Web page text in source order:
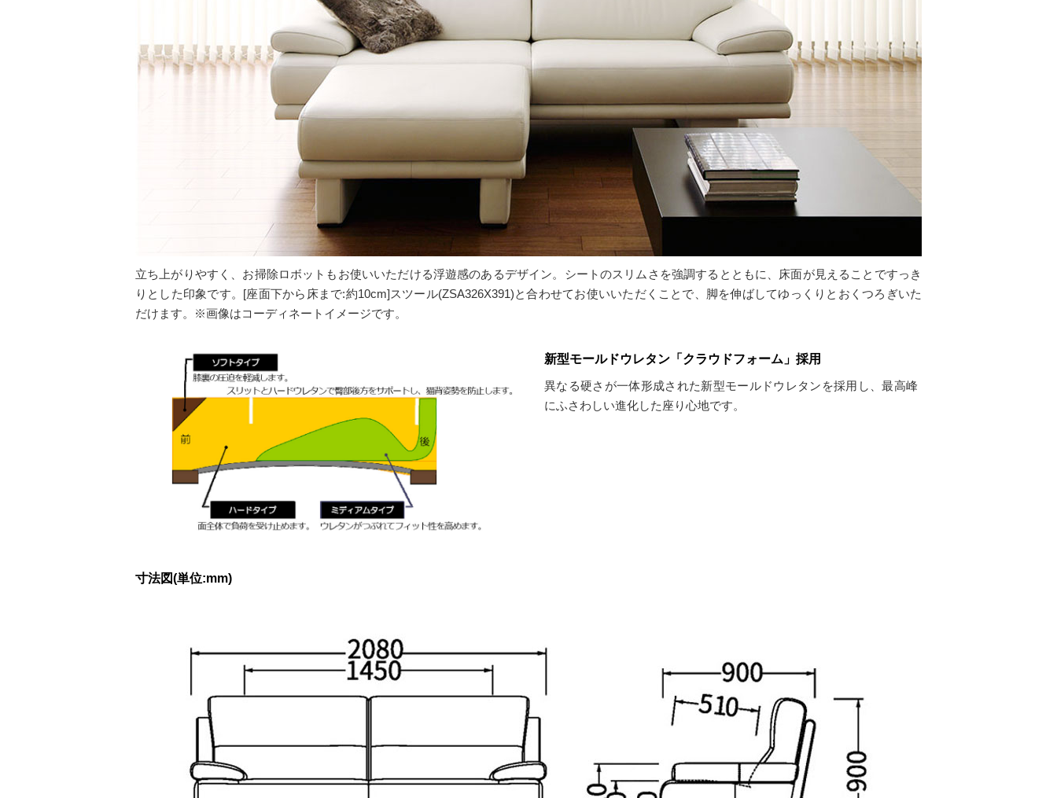
立ち上がりやすく、お掃除ロボットもお使いいただける浮遊感のあるデザイン。シートのスリムさを強調するとともに、床面が見えることですっき
りとした印象です。[座面下から床まで:約10cm]スツール(ZSA326X391)と合わせてお使いいただくことで、脚を伸ばしてゆっくりとおくつろぎいた
だけます。※画像はコーディネートイメージです。
新型モールドウレタン「クラウドフォーム」採用
異なる硬さが一体形成された新型モールドウレタンを採用し、最高峰
にふさわしい進化した座り心地です。
寸法図(単位:mm)